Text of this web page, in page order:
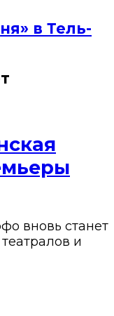
в Тель-
вновь станет
и